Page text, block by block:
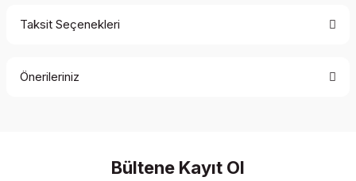
Taksit Seçenekleri
Önerileriniz
Görüş ve önerileriniz için teşekkür ederiz.
Bültene Kayıt Ol